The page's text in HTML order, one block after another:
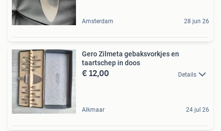
Amsterdam 28 jun 26
Gero Zilmeta gebaksvorkjes en
taartschep in doos
€ 12,00 Details
Alkmaar 24 jul 26